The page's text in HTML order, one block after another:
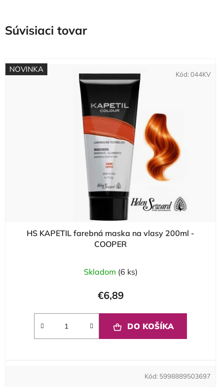
Súvisiaci tovar
NOVINKA
HS KAPETIL farebná maska na vlasy 200ml -
COOPER
Skladom (6 ks)
€6,89
DO KOŠÍKA
Kód: 044KV
Kód: 5998889503697